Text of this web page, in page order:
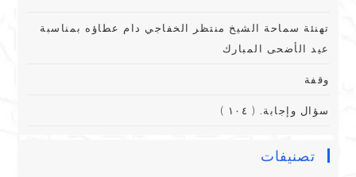
تهنئة سماحة الشيخ منتظر الخفاجي دام عطاؤه بمناسبة
عيد الأضحى المبارك
وقفة
سؤال وإجابة. ( ١٠٤ )
تصنيفات